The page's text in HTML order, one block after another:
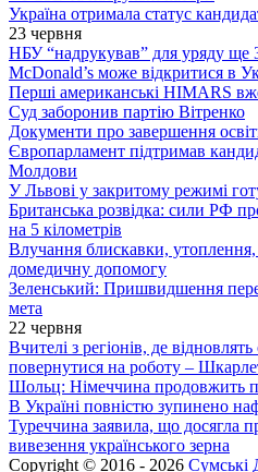
Україна отримала статус
23 червня
НБУ “надрукував” для уряду ще
McDonald’s може відкритися в
Перші американські HIMARS
Суд заборонив партію Вітренко
Документи про завершення
Європарламент підтримав
Молдови
У Львові у закритому режимі
Британська розвідка: сили РФ
на 5 кілометрів
Влучання блискавки, утоплення,
домедичну допомогу
Зеленський: Пришвидшення
мета
22 червня
Вчителі з регіонів, де
повернутися на роботу –
Шольц: Німеччина продовжить
В Україні повністю зупинено
Туреччина заявила, що досягла
вивезення українського зерна
Copyright © 2016 - 2026 Сумські